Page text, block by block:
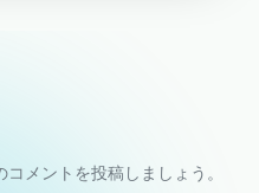
メントを投稿しましょう。